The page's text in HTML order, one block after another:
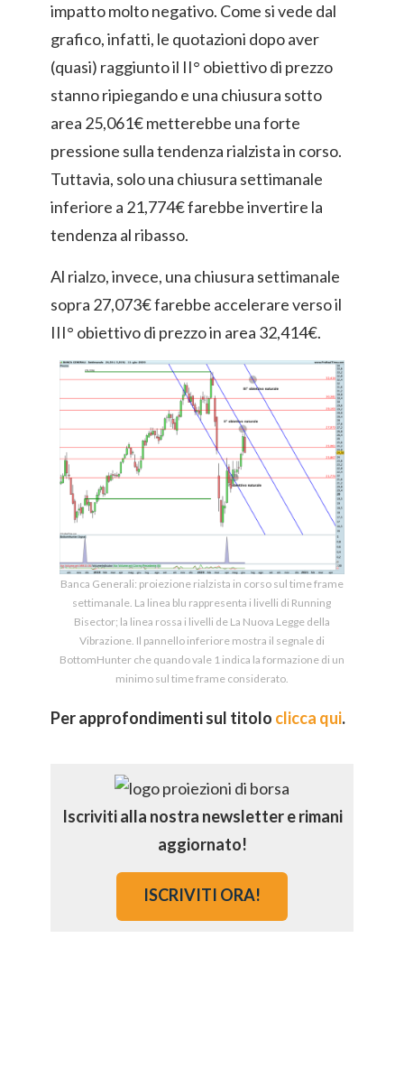
impatto molto negativo. Come si vede dal
grafico, infatti, le quotazioni dopo aver
(quasi) raggiunto il II° obiettivo di prezzo
stanno ripiegando e una chiusura sotto
area 25,061€ metterebbe una forte
pressione sulla tendenza rialzista in corso.
Tuttavia, solo una chiusura settimanale
inferiore a 21,774€ farebbe invertire la
tendenza al ribasso.
Al rialzo, invece, una chiusura settimanale
sopra 27,073€ farebbe accelerare verso il
III° obiettivo di prezzo in area 32,414€.
Banca Generali: proiezione rialzista in corso sul time frame
settimanale. La linea blu rappresenta i livelli di Running
Bisector; la linea rossa i livelli de La Nuova Legge della
Vibrazione. Il pannello inferiore mostra il segnale di
BottomHunter che quando vale 1 indica la formazione di un
minimo sul time frame considerato.
Per approfondimenti sul titolo clicca qui.
Iscriviti alla nostra newsletter e rimani
aggiornato!
ISCRIVITI ORA!